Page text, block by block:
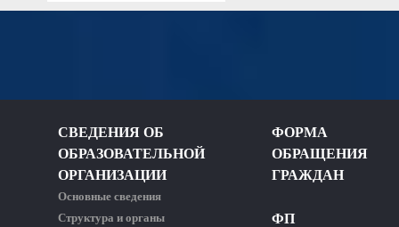
СВЕДЕНИЯ ОБ
ОБРАЗОВАТЕЛЬНОЙ
ОРГАНИЗАЦИИ
Основные сведения
Структура и органы
ФОРМА
ОБРАЩЕНИЯ
ГРАЖДАН
ФП